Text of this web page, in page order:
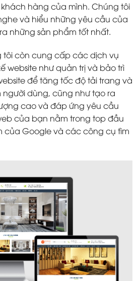
hàng của mình. Chúng tôi
và hiểu những yêu cầu của
những sản phẩm tốt nhất.
tôi còn cung cấp các dịch vụ
website như quản trị và bảo trì
để tăng tốc độ tải trang và
người dùng, cũng như tạo ra
cao và đáp ứng yêu cầu
của bạn nằm trong top đầu
của Google và các công cụ tìm